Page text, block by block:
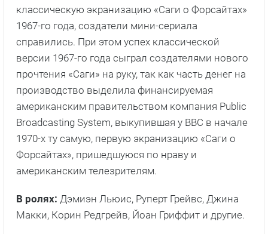
классическую экранизацию «Саги о Форсайтах»
1967-го года, создатели мини-сериала
справились. При этом успех классической
версии 1967-го года сыграл создателями нового
прочтения «Саги» на руку, так как часть денег на
производство выделила финансируемая
американским правительством компания Public
Broadcasting System, выкупившая у BBC в начале
1970-х ту самую, первую экранизацию «Саги о
Форсайтах», пришедшуюся по нраву и
американским телезрителям.
В ролях: Дэмиэн Льюис, Руперт Грейвс, Джина
Макки, Корин Редгрейв, Йоан Гриффит и другие.